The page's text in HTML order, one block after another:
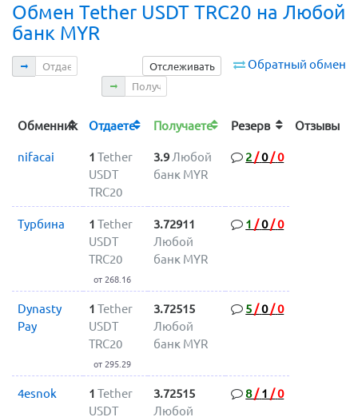
Обмен Tether USDT TRC20 на Любой
банк MYR
Обратный обмен
Отслеживать
Отдаете
Получаете
Обменник Отдаете Получаете Резерв Отзывы
nifacai 1 Tether
USDT
TRC20
3.9Любой
банк MYR
2/0/0
Турбина 1 Tether
USDT
TRC20
от 268.16
3.72911
Любой
банк MYR
1/0/0
Dynasty
Pay
1 Tether
USDT
TRC20
от 295.29
3.72515
Любой
банк MYR
5/0/0
4esnok 1 Tether
USDT
3.72515
Любой
8/ 1/0